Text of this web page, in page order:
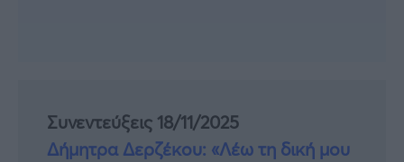
Συνεντεύξεις 18/11/2025
Δήμητρα Δερζέκου: «Λέω τη δική μου